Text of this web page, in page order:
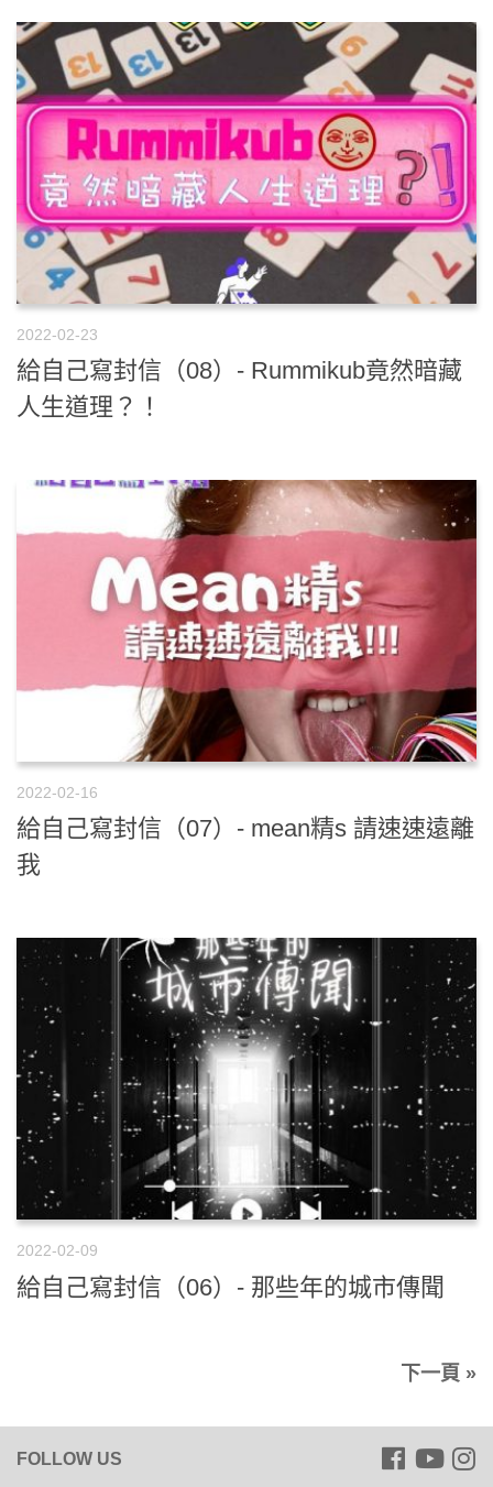
2022-02-23
給自己寫封信（08）- Rummikub竟然暗藏
人生道理？！
2022-02-16
給自己寫封信（07）- mean精s 請速速遠離
我
2022-02-09
給自己寫封信（06）- 那些年的城市傳聞
下一頁 »